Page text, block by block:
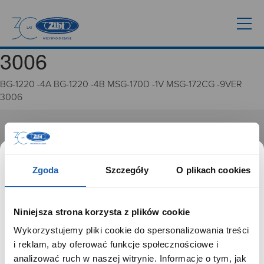
Zgoda Szczegóły O plikach cookies
Niniejsza strona korzysta z plików cookie
Wykorzystujemy pliki cookie do spersonalizowania treści
i reklam, aby oferować funkcje społecznościowe i
analizować ruch w naszej witrynie. Informacje o tym, jak
3006
BG-1220 -4A BG-1220 -4B MSG-170D -1V MSG-172CG -9VER
3006
GRUPA ZIBI
Misja, wizja i wartości Grupy Zibi
Ważne daty
Zgoda na ciasteczka
PRODUKTYSZANOWNY UŻYTKOWNIKU,
SZANOWNA UŻYTKOWNICZKO